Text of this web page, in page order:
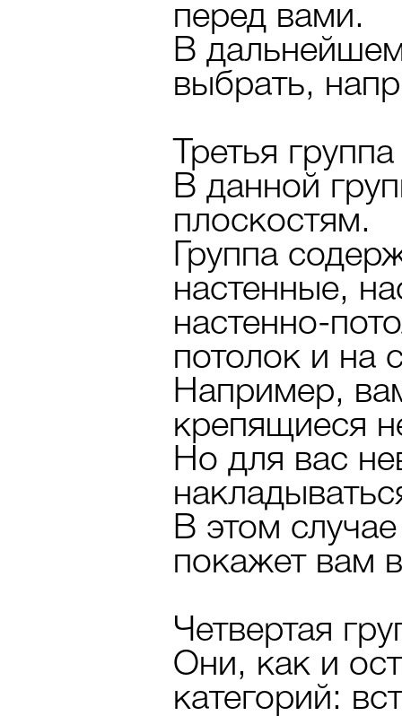
перед вами.
В
выбрать,
Третья
В данной
плоскостям.
Группа
настенные,
настенно-
потолок и на
Например,
крепящиеся
Но для вас
В этом
покажет вам
Четвертая
Они, как и
категорий: